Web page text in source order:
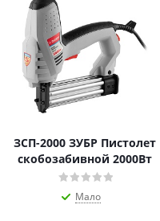
ЗСП-2000 ЗУБР Пистолет
скобозабивной 2000Вт
Мало